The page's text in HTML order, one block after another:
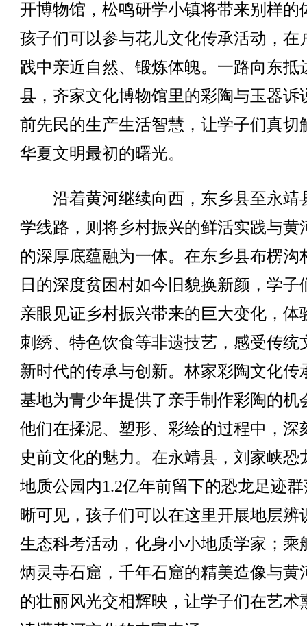
开博物馆，松鸣研学小镇将带来别样的
孩子们可以参与花儿文化传承活动，在
践中亲近自然、锻炼体魄。一路向东抵
县，齐家文化博物馆里的彩陶与玉器诉
前先民的生产生活智慧，让学子们真切
华夏文明最初的曙光。
沿着黄河继续向西，东乡县至永靖
学线路，则将乡村振兴的鲜活实践与黄
的深厚底蕴融为一体。在东乡县布楞沟
日的深度贫困村如今旧貌换新颜，学子
亲眼见证乡村振兴带来的巨大变化，体
刺绣、特色饮食等非遗技艺，感受传统
新时代的传承与创新。林家彩陶文化传
基地为青少年提供了亲手制作彩陶的机
他们在揉泥、塑形、彩绘的过程中，深
史前文化的魅力。在永靖县，刘家峡恐
地质公园内1.2亿年前留下的恐龙足迹
晰可见，孩子们可以在这里开展地层辨
生态科考活动，化身小小地质学家；乘
炳灵寺石窟，千年石窟的精美造像与黄
的壮丽风光交相辉映，让学子们在艺术